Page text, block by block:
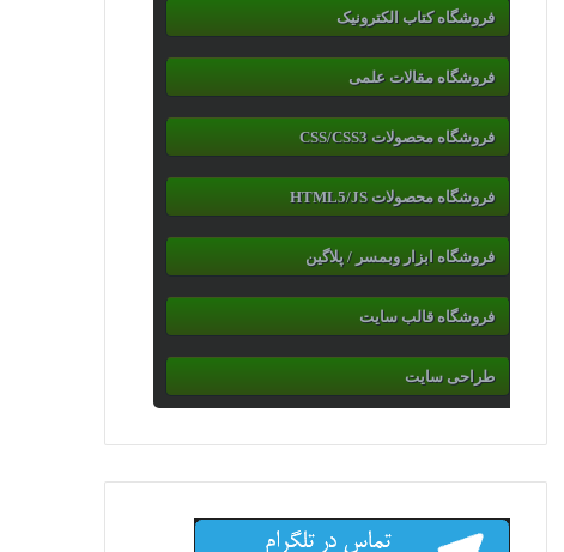
فروشگاه کتاب الکترونیک
فروشگاه مقالات علمی
فروشگاه محصولات CSS/CSS3
فروشگاه محصولات HTML5/JS
فروشگاه ابزار وبمسر / پلاگین
فروشگاه قالب سایت
طراحی سایت